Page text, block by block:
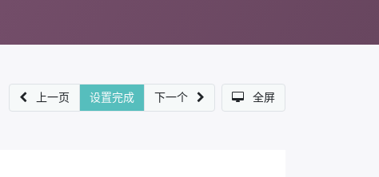
上一页 设置完成 下一个 全屏